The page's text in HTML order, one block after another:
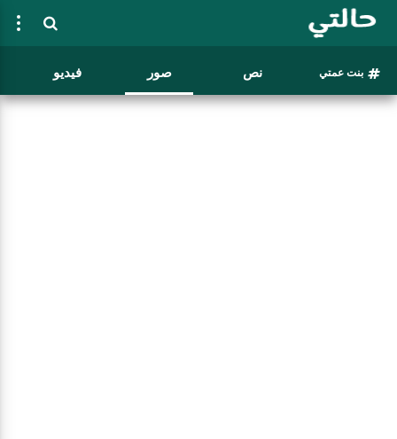
بنت عمتي نص صور فيديو